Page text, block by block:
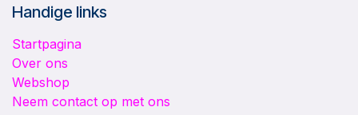
Handige links
Startpagina
Over ons
Webshop
Neem contact op met ons